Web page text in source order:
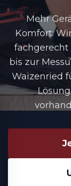
Mehr
Komfort:
fachgerecht
bis zur
Waizenried